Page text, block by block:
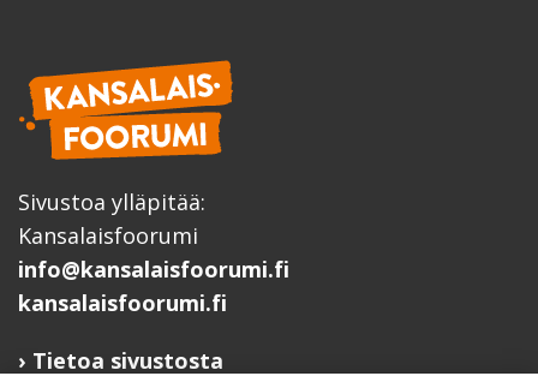
Sivustoa ylläpitää:
Kansalaisfoorumi
info@kansalaisfoorumi.fi
kansalaisfoorumi.fi
Tietoa sivustosta